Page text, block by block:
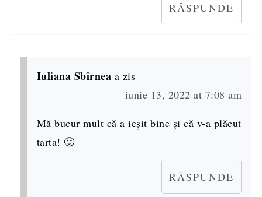
RĂSPUNDE
Iuliana Sbîrnea a zis
iunie 13, 2022 at 7:08 am
Mă bucur mult că a ieșit bine și că v-a plăcut
tarta! 🙂
RĂSPUNDE